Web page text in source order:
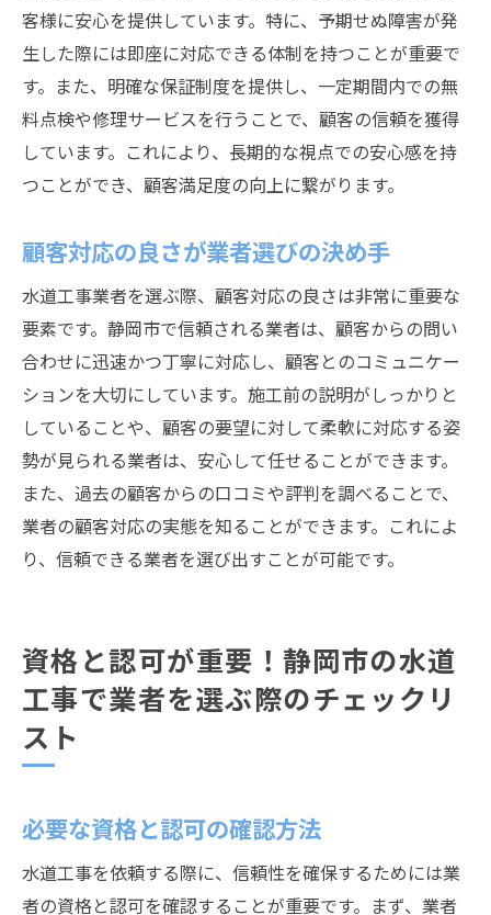
バランス
技術革新と信頼性の両立が成長の鍵
顧客満足度を高めるための技術活用
信頼性を支える技術的基盤の構築
持続可能な技術と信頼の重要性
業務品質を保証する体制の確立
客様に安心を提供しています。特に、予期せぬ障害が発
生した際には即座に対応できる体制を持つことが重要で
す。また、明確な保証制度を提供し、一定期間内での無
料点検や修理サービスを行うことで、顧客の信頼を獲得
しています。これにより、長期的な視点での安心感を持
つことができ、顧客満足度の向上に繋がります。
顧客対応の良さが業者選びの決め手
水道工事業者を選ぶ際、顧客対応の良さは非常に重要な
要素です。静岡市で信頼される業者は、顧客からの問い
合わせに迅速かつ丁寧に対応し、顧客とのコミュニケー
ションを大切にしています。施工前の説明がしっかりと
していることや、顧客の要望に対して柔軟に対応する姿
勢が見られる業者は、安心して任せることができます。
また、過去の顧客からの口コミや評判を調べることで、
業者の顧客対応の実態を知ることができます。これによ
り、信頼できる業者を選び出すことが可能です。
資格と認可が重要！静岡市の水道
工事で業者を選ぶ際のチェックリ
スト
必要な資格と認可の確認方法
水道工事を依頼する際に、信頼性を確保するためには業
者の資格と認可を確認することが重要です。まず、業者